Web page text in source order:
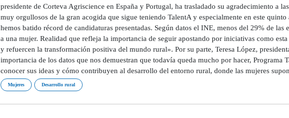
presidente de Corteva Agriscience en España y Portugal, ha trasladado su agradecimiento a
muy orgullosos de la gran acogida que sigue teniendo TalentA y especialmente en este
hemos batido récord de candidaturas presentadas. Según datos el INE, menos del 29% de las
a una mujer. Realidad que refleja la importancia de seguir apostando por iniciativas como
y refuercen la transformación positiva del mundo rural». Por su parte, Teresa López,
importancia de los datos que nos demuestran que todavía queda mucho por hacer, Programa
conocer sus ideas y cómo contribuyen al desarrollo del entorno rural, donde las mujeres
Mujeres Desarrollo rural